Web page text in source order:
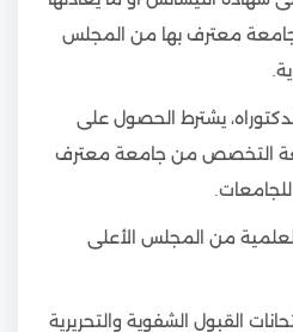
معترف بها من المجلس
يشترط الحصول على
التخصص من جامعة معترف
من المجلس الأعلى
القبول الشفوية والتحريرية